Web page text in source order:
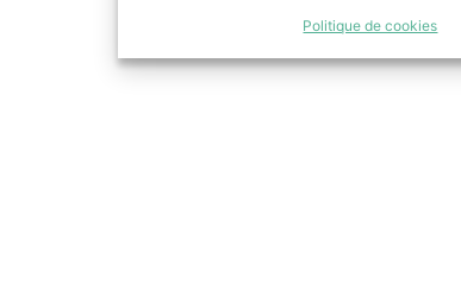
Politique de cookies